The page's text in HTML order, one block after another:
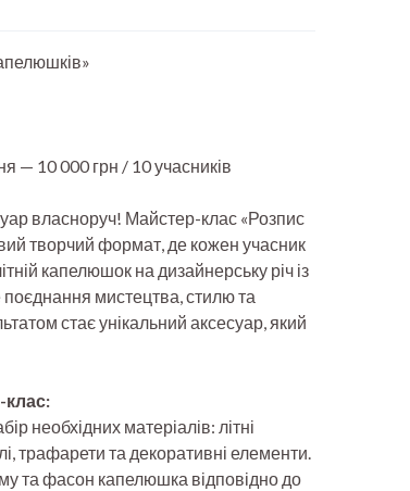
— 10 000 грн / 10 учасників
власноруч! Майстер-клас «Розпис
творчий формат, де кожен учасник
капелюшок на дизайнерську річ із
мистецтва, стилю та
стає унікальний аксесуар, який
необхідних матеріалів: літні
трафарети та декоративні елементи.
та фасон капелюшка відповідно до